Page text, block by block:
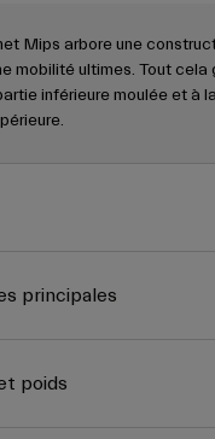
Mips arbore une
mobilité ultimes. Tout cela
inférieure moulée et à
principales
poids